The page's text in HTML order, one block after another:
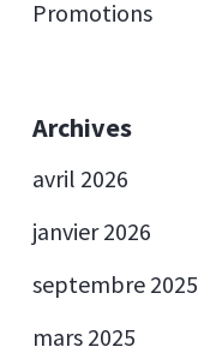
Promotions
Archives
avril 2026
janvier 2026
septembre 2025
mars 2025